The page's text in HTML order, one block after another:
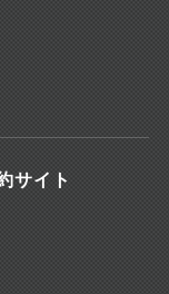
サイト